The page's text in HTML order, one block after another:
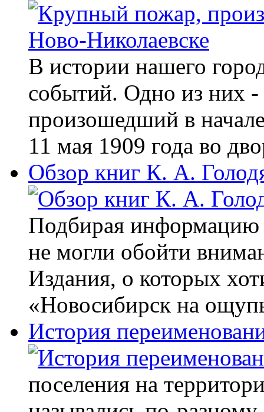
В истории нашего
событий. Одно из них
произошедший в
11 мая 1909 года во
Обзор книг К. А.
Подбирая информацию
не могли обойти
Издания, о которых
«Новосибирск на
История
поселения на